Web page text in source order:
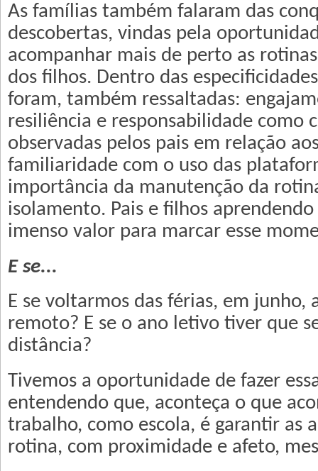
As famílias também falaram das
descobertas, vindas pela
acompanhar mais de perto as
dos filhos. Dentro das
foram, também ressaltadas:
resiliência e responsabilidade como
observadas pelos pais em relação
familiaridade com o uso das
importância da manutenção da
isolamento. Pais e filhos
imenso valor para marcar esse
E se...
E se voltarmos das férias, em junho,
remoto? E se o ano letivo tiver que
distância?
Tivemos a oportunidade de fazer
entendendo que, aconteça o que
trabalho, como escola, é garantir as
rotina, com proximidade e afeto,